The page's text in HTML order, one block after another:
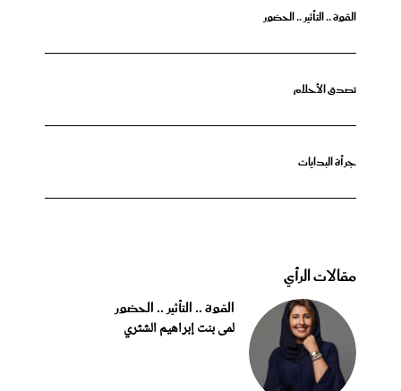
القوة .. التأثير .. الحضور
تصدق الأحلام
جرأة البدايات
مقالات الرأي
القوة .. التأثير .. الحضور
لمى بنت إبراهيم الشثري